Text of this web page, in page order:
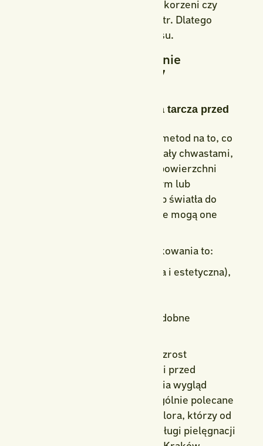
z najmniejszych fragmentów korzeni czy
nasion unoszonych przez wiatr. Dlatego
prewencja to klucz do sukcesu.
Co zrobić, żeby rabaty nie
zarastały chwastami? 7
1. Ściółkowanie – naturalna tarcza przed
Jedną z najskuteczniejszych metod na to, co
zrobić, żeby rabaty nie zarastały chwastami,
jest ściółkowanie. Pokrycie powierzchni
gleby materiałem organicznym lub
mineralnym ogranicza dostęp światła do
nasion chwastów, przez co nie mogą one
Najlepsze materiały do ściółkowania to:
kora sosnowa (naturalna i estetyczna),
lub ozdobne
Ściółka nie tylko ogranicza wzrost
chwastów, ale również chroni przed
wysychaniem gleby i poprawia wygląd
rabaty. To rozwiązanie szczególnie polecane
przez specjalistów z Polska Flora, którzy od
lat realizują kompleksowe usługi pielęgnacji